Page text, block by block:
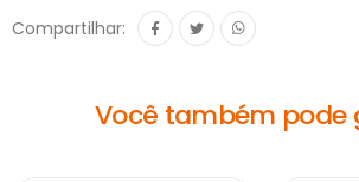
Compartilhar:
Você também pode